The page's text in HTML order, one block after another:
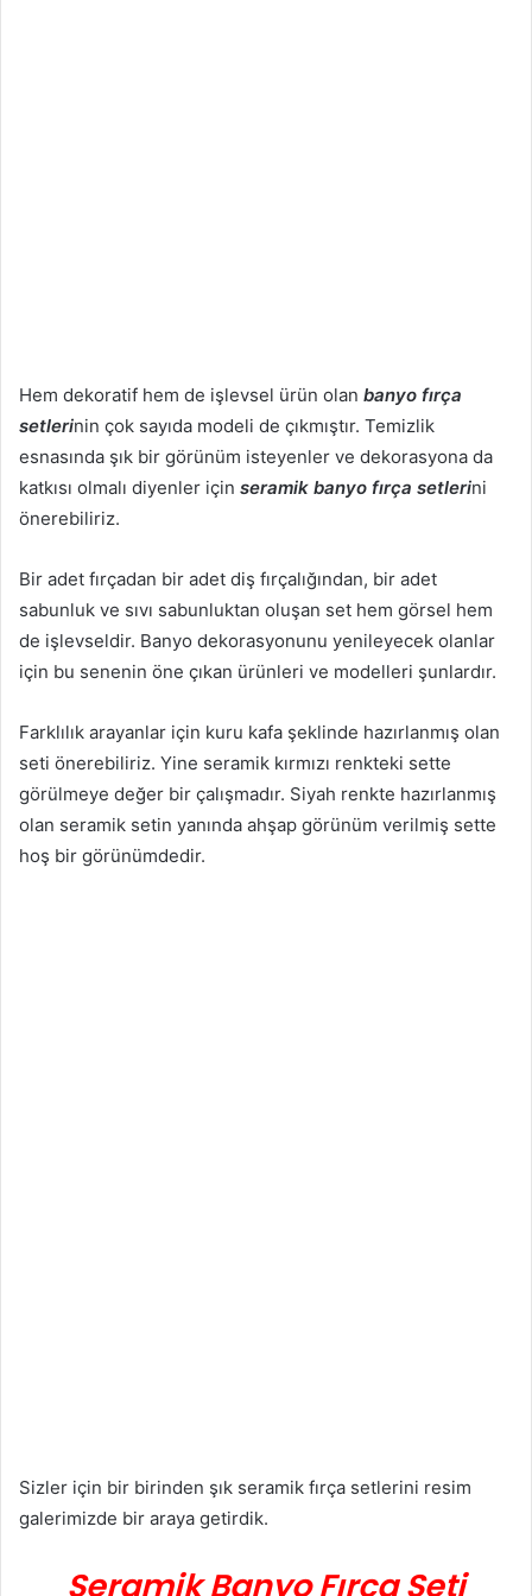
Hem dekoratif hem de işlevsel ürün olan banyo fırça
setlerinin çok sayıda modeli de çıkmıştır. Temizlik
esnasında şık bir görünüm isteyenler ve dekorasyona da
katkısı olmalı diyenler için seramik banyo fırça setlerini
önerebiliriz.
Bir adet fırçadan bir adet diş fırçalığından, bir adet
sabunluk ve sıvı sabunluktan oluşan set hem görsel hem
de işlevseldir. Banyo dekorasyonunu yenileyecek olanlar
için bu senenin öne çıkan ürünleri ve modelleri şunlardır.
Farklılık arayanlar için kuru kafa şeklinde hazırlanmış olan
seti önerebiliriz. Yine seramik kırmızı renkteki sette
görülmeye değer bir çalışmadır. Siyah renkte hazırlanmış
olan seramik setin yanında ahşap görünüm verilmiş sette
hoş bir görünümdedir.
Sizler için bir birinden şık seramik fırça setlerini resim
galerimizde bir araya getirdik.
Seramik Banyo Fırça Seti